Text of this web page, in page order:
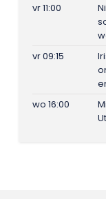
vr 11:00
vr 09:15
wo 16:00